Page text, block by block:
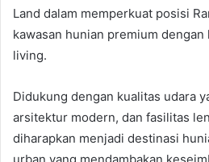
Land dalam memperkuat posisi
kawasan hunian premium
living.
Didukung dengan kualitas udara
arsitektur modern, dan fasilitas
diharapkan menjadi destinasi